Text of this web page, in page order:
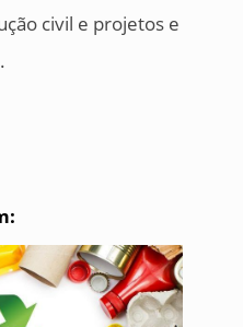
civil e projetos e